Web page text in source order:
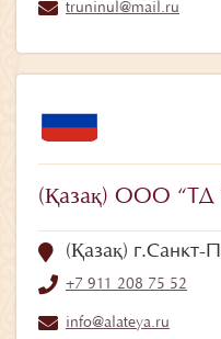
truninul@mail.ru
(Қазақ) ООО “ТД
(Қазақ)
+7 911 208 75 52
info@alateya.ru